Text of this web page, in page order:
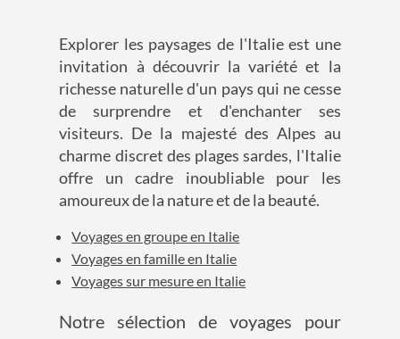
Explorer les paysages de l'Italie est une
invitation à découvrir la variété et la
richesse naturelle d'un pays qui ne cesse
de surprendre et d'enchanter ses
visiteurs. De la majesté des Alpes au
charme discret des plages sardes, l'Italie
offre un cadre inoubliable pour les
amoureux de la nature et de la beauté.
Voyages en groupe en Italie
Voyages en famille en Italie
Voyages sur mesure en Italie
Notre sélection de voyages pour